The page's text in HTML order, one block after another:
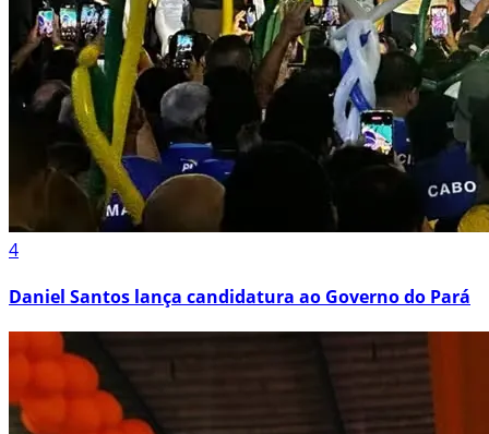
4
Daniel Santos lança candidatura ao Governo do Pará